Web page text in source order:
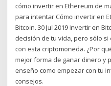
cómo invertir en Ethereum de
para intentar Cómo invertir en
Bitcoin. 30 Jul 2019 Invertir en
decisión de tu vida, pero sólo
con esta criptomoneda. ¿Por
mejor forma de ganar dinero y
enseño como empezar con tu
consejos.